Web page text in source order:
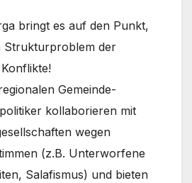
bringt es auf den Punkt,
Strukturproblem der
Gemeinde-
kollaborieren mit
wegen
(z.B. Unterworfene
Salafismus) und bieten